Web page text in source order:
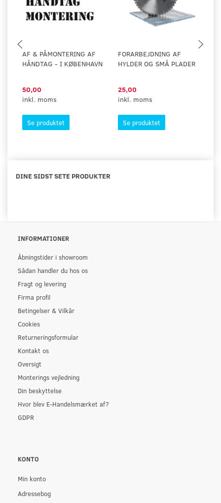
AF & PÅMONTERING AF
HÅNDTAG - I KØBENHAVN
50,00
inkl. moms
Se produktet
FORARBEJDNING AF
HYLDER OG SMÅ PLADER
25,00
inkl. moms
Se produktet
DINE SIDST SETE PRODUKTER
INFORMATIONER
Åbningstider i showroom
Sådan handler du hos os
Fragt og levering
Firma profil
Betingelser & Vilkår
Cookies
Returneringsformular
Kontakt os
Oversigt
Monterings vejledning
Din beskyttelse
Hvor blev E-Handelsmærket af?
GDPR
KONTO
Min konto
Adressebog